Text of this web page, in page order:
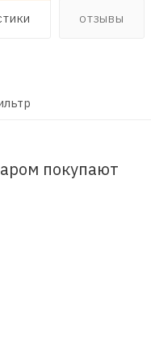
ОТЗЫВЫ
покупают